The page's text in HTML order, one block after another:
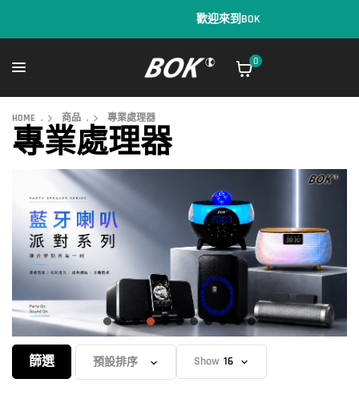
歡迎來到BOK
0
HOME . 商品 . 專業處理器
專業處理器
篩選 Show